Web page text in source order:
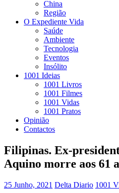
China
Região
O Expediente Vida
Saúde
Ambiente
Tecnologia
Eventos
Insólito
1001 Ideias
1001 Livros
1001 Filmes
1001 Vidas
1001 Pratos
Opinião
Contactos
Filipinas. Ex-
Aquino morre aos 61
25 Junho, 2021 Delta Diario 1001